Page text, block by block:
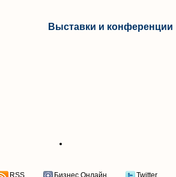
Выставки и конференции
RSS Бизнес Онлайн Twitter